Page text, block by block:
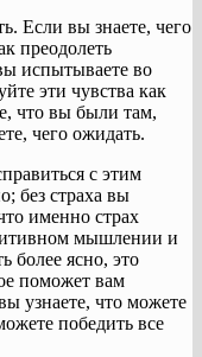
Если вы знаете, чего
преодолеть
испытываете во
эти чувства как
что вы были там,
чего ожидать.
с этим
без страха вы
именно страх
мышлении и
более ясно, это
поможет вам
узнаете, что можете
победить все